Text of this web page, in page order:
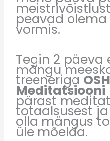
meistrivõ
peavad
vormis.
Tegin 2 päeva
mängu
treeneriga
Meditatsiooni
pärast
totaalsusest
olla mängus
üle mõelda.